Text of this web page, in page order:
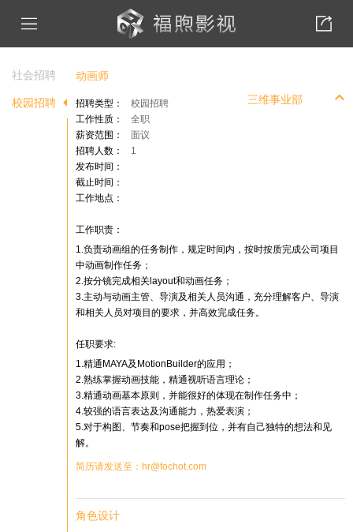
社会招聘
校园招聘
动画师
三维事业部
招聘类型：
校园招聘
工作性质：
全职
薪资范围：
面议
招聘人数：
1
发布时间：
截止时间：
工作地点：
工作职责：
1.负责动画组的任务制作，规定时间内，按时按质完成公司项目
中动画制作任务；
2.按分镜完成相关layout和动画任务；
3.主动与动画主管、导演及相关人员沟通，充分理解客户、导演
和相关人员对项目的要求，并高效完成任务。
任职要求:
1.精通MAYA及MotionBuilder的应用；
2.熟练掌握动画技能，精通视听语言理论；
3.精通动画基本原则，并能很好的体现在制作任务中；
4.较强的语言表达及沟通能力，热爱表演；
5.对于构图、节奏和pose把握到位，并有自己独特的想法和见
解。
简历请发送至：hr@fochot.com
角色设计